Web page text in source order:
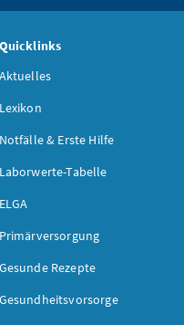
Quicklinks
Aktuelles
Lexikon
Notfälle & Erste Hilfe
Laborwerte-Tabelle
ELGA
Primärversorgung
Gesunde Rezepte
Gesundheitsvorsorge